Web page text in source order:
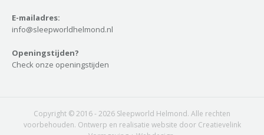
E-mailadres:
info@sleepworldhelmond.nl
Openingstijden?
Check onze openingstijden
Copyright © 2016 - 2026 Sleepworld Helmond. Alle rechten
voorbehouden. Ontwerp en realisatie website door Creatievelink